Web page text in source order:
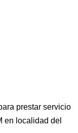
prestar servicio
en localidad del